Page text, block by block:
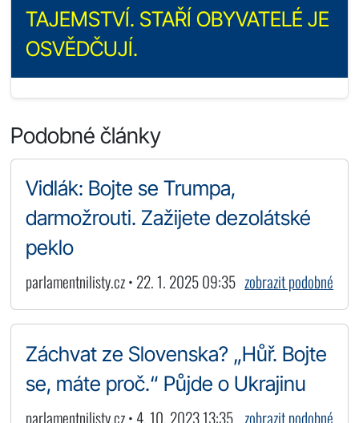
TAJEMSTVÍ. STAŘÍ OBYVATELÉ JE
OSVĚDČUJÍ.
Podobné články
Vidlák: Bojte se Trumpa,
darmožrouti. Zažijete dezolátské
peklo
parlamentnilisty.cz • 22. 1. 2025 09:35 zobrazit podobné
Záchvat ze Slovenska? „Hůř. Bojte
se, máte proč.“ Půjde o Ukrajinu
parlamentnilisty.cz • 4. 10. 2023 13:35 zobrazit podobné